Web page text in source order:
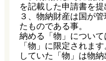
を記載した申請書を
３、物納財産は国が
たものである事。
納める「物」につい
「物」に限定されま
していた「物」は物納